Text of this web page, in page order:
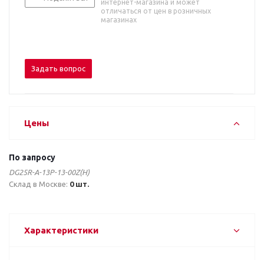
интернет-магазина и может
отличаться от цен в розничных
магазинах
Задать вопрос
Цены
По запросу
DG25R-A-13P-13-00Z(H)
Склад в Москве: 0 шт.
Характеристики